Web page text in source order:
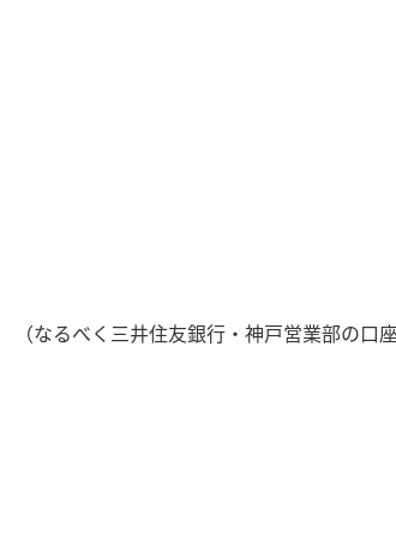
（なるべく三井住友銀行・神戸営業部の口